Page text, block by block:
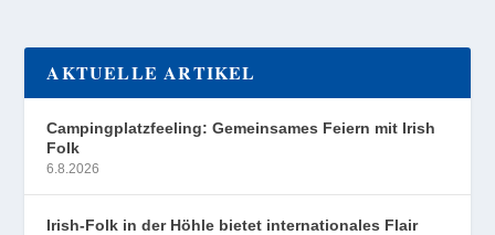
AKTUELLE ARTIKEL
Campingplatzfeeling: Gemeinsames Feiern mit Irish
Folk
6.8.2026
Irish-Folk in der Höhle bietet internationales Flair